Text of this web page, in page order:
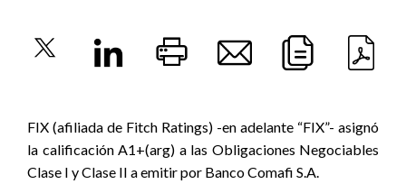
FIX (afiliada de Fitch Ratings) -en adelante “FIX”- asignó
la calificación A1+(arg) a las Obligaciones Negociables
Clase I y Clase II a emitir por Banco Comafi S.A.